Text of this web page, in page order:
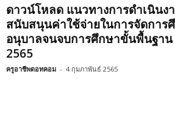
ดาวน์โหลด แนวทางการดำเนินง
สนับสนุนค่าใช้จ่ายในการจัดการ
อนุบาลจนจบการศึกษาขั้นพื้นฐา
2565
ครูอาชีพดอทคอม - 4 กุมภาพันธ์ 2565